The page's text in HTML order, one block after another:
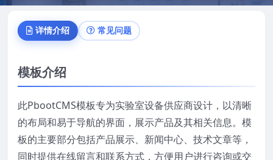
详情介绍 常见问题
模板介绍
此PbootCMS模板专为实验室设备供应商设计，以清晰
的布局和易于导航的界面，展示产品及其相关信息。模
板的主要部分包括产品展示、新闻中心、技术文章等，
同时提供在线留言和联系方式，方便用户进行咨询或交